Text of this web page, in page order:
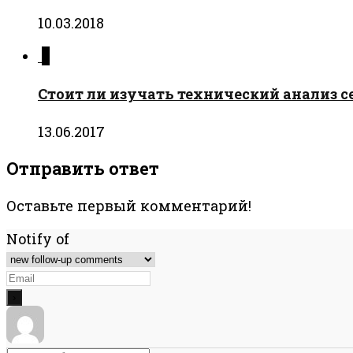
10.03.2018
Стоит ли изучать технический анализ
13.06.2017
Отправить ответ
Оставьте первый комментарий!
Notify of